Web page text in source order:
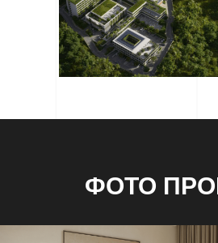
ФОТО